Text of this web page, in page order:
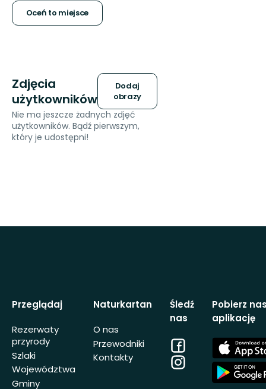
gwiazdek
Oceń to miejsce
Zdjęcia
użytkowników
Dodaj
obrazy
Nie ma jeszcze żadnych zdjęć
użytkowników. Bądź pierwszym,
który je udostępni!
Przeglądaj
Rezerwaty
przyrody
Szlaki
Województwa
Gminy
Naturkartan
O nas
Przewodniki
Kontakty
Śledź
nas
Facebook
Instagram
Pobierz
aplikację
App
Store
App
Store